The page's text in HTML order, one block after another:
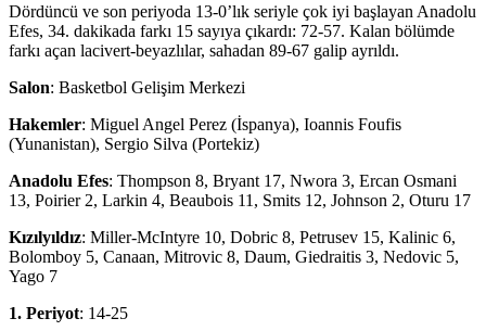
Dördüncü ve son periyoda 13-0’lık seriyle çok iyi başlayan Anadolu
Efes, 34. dakikada farkı 15 sayıya çıkardı: 72-57. Kalan bölümde
farkı açan lacivert-beyazlılar, sahadan 89-67 galip ayrıldı.
Salon: Basketbol Gelişim Merkezi
Hakemler: Miguel Angel Perez (İspanya), Ioannis Foufis
(Yunanistan), Sergio Silva (Portekiz)
Anadolu Efes: Thompson 8, Bryant 17, Nwora 3, Ercan Osmani
13, Poirier 2, Larkin 4, Beaubois 11, Smits 12, Johnson 2, Oturu 17
Kızılyıldız: Miller-McIntyre 10, Dobric 8, Petrusev 15, Kalinic 6,
Bolomboy 5, Canaan, Mitrovic 8, Daum, Giedraitis 3, Nedovic 5,
Yago 7
1. Periyot: 14-25